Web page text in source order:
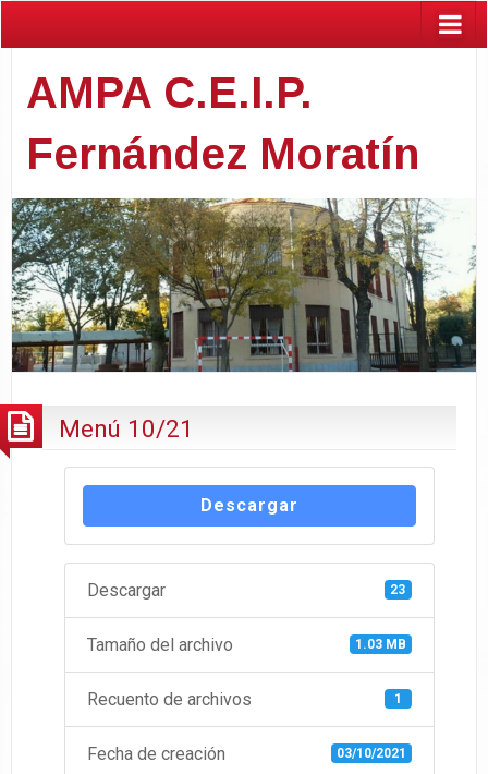
AMPA C.E.I.P.
Fernández Moratín
Menú 10/21
Descargar
Descargar 23
Tamaño del archivo 1.03 MB
Recuento de archivos 1
Fecha de creación 03/10/2021